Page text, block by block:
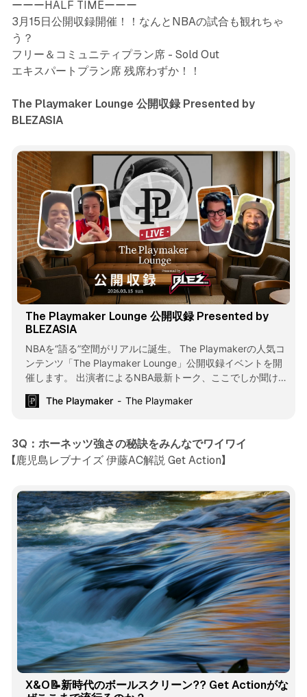
ーーーHALF TIMEーーー
3月15日公開収録開催！！なんとNBAの試合も観れちゃ
う？
フリー＆コミュニティプラン席 - Sold Out
エキスパートプラン席 残席わずか！！
The Playmaker Lounge 公開収録 Presented by
BLEZASIA
The Playmaker Lounge 公開収録 Presented by
BLEZASIA
NBAを“語る”空間がリアルに誕生。 The Playmakerの人気コ
ンテンツ「The Playmaker Lounge」公開収録イベントを開
催します。 出演者によるNBA最新トーク、ここでしか聞けな
い裏話、そして来場者とのQ&Aセッションまで。 リアルだか
らこそ生まれる熱量を体験できる90分です。 NBAファンが
ント概要】 📍開催日：2026年3月15日（日） 📍時間：
14:00〜17:30 公開収録は15:00から16:30まで 📍会場：
BLEZASIA（池袋） Web Site https://blezasia.com/ ■出演
コラス武 / シェリー・シャーマ ■観覧形式 ・前列エキスパー
トプラン席：The Playmaker有料会員「エキスパートプラ
ン」
The Playmaker The Playmaker
3Q：ホーネッツ強さの秘訣をみんなでワイワイ
【鹿児島レブナイズ 伊藤AC解説 Get Action】
X&O📝新時代のボールスクリーン?? Get Actionがな